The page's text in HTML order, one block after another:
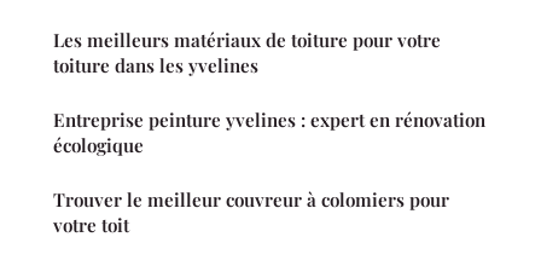
Les meilleurs matériaux de toiture pour votre
toiture dans les yvelines
Entreprise peinture yvelines : expert en rénovation
écologique
Trouver le meilleur couvreur à colomiers pour
votre toit